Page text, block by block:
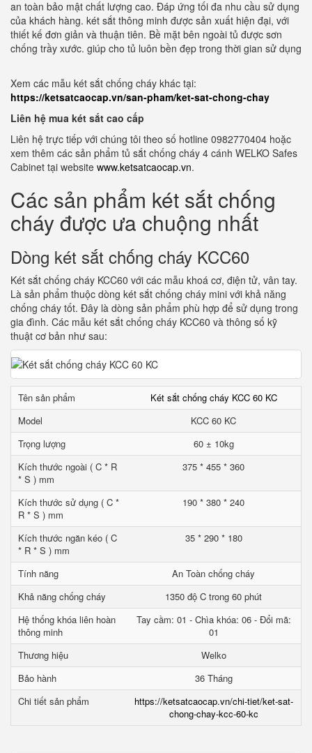
an toàn bảo mật chất lượng cao. Đáp ứng tối đa nhu cầu sử dụng
của khách hàng. két sắt thông minh được sản xuất hiện đại, với
thiết kế đơn giản và thuận tiên. Bề mặt bên ngoài tủ được sơn
chống trầy xước. giúp cho tủ luôn bền đẹp trong thời gian sử dụng
Xem các mẫu két sắt chống cháy khác tại:
https://ketsatcaocap.vn/san-pham/ket-sat-chong-chay
Liên hệ mua két sắt cao cấp
Liên hệ trực tiếp với chúng tôi theo số hotline 0982770404 hoặc
xem thêm các sản phẩm tủ sắt chống cháy 4 cánh WELKO Safes
Cabinet tại website www.ketsatcaocap.vn.
Các sản phẩm két sắt chống
cháy được ưa chuộng nhất
Dòng két sắt chống cháy KCC60
Két sắt chống cháy KCC60 với các mẫu khoá cơ, điện tử, vân tay.
Là sản phẩm thuộc dòng két sắt chống cháy mini với khả năng
chống cháy tốt. Đây là dòng sản phẩm phù hợp để sử dụng trong
gia đình. Các mẫu két sắt chống cháy KCC60 và thông số kỹ
thuật cơ bản như sau:
Tên sản phẩm
Két sắt chống cháy KCC 60 KC
Model
KCC 60 KC
Trọng lượng
60 ± 10kg
Kích thước ngoài ( C * R
* S ) mm
375 * 455 * 360
Kích thước sử dụng ( C *
R * S ) mm
190 * 380 * 240
Kích thước ngăn kéo ( C
* R * S ) mm
35 * 290 * 180
Tính năng
An Toàn chống cháy
Khả năng chống cháy
1350 độ C trong 60 phút
Hệ thống khóa liên hoàn
thông minh
Tay cầm: 01 - Chìa khóa: 06 - Đổi mã:
01
Thương hiệu
Welko
Bảo hành
36 Tháng
Chi tiết sản phẩm
https://ketsatcaocap.vn/chi-tiet/ket-sat-
chong-chay-kcc-60-kc